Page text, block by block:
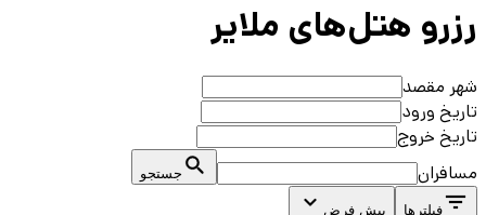
رزرو هتل‌های ملاير
شهر مقصد
تاریخ ورود
تاریخ خروج
مسافران
جستجو
فیلترها پیش فرض